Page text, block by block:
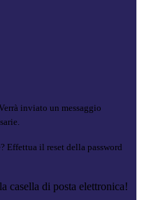
inviato un messaggio
Effettua il reset della password
casella di posta elettronica!